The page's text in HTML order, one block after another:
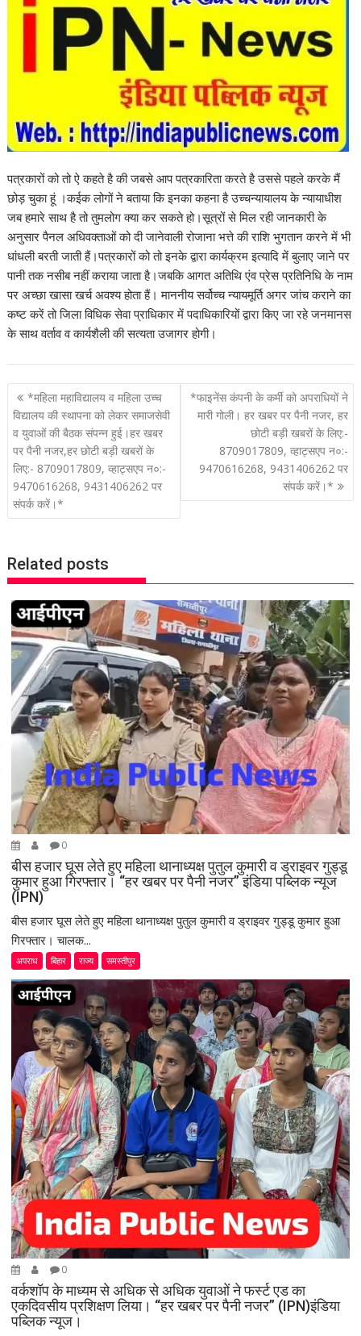
पत्रकारों को तो ऐ कहते है की जबसे आप पत्रकारिता करते है उससे पहले करके मैं
छोड़ चुका हूं ।कईक लोगों ने बताया कि इनका कहना है उच्चन्यायालय के न्यायाधीश
जब हमारे साथ है तो तुमलोग क्या कर सकते हो।सूत्रों से मिल रही जानकारी के
अनुसार पैनल अधिवक्ताओं को दी जानेवाली रोजाना भत्ते की राशि भुगतान करने में भी
धांधली बरती जाती हैं।पत्रकारों को तो इनके द्वारा कार्यक्रम इत्यादि में बुलाए जाने पर
पानी तक नसीब नहीं कराया जाता है।जबकि आगत अतिथि एंव प्रेस प्रतिनिधि के नाम
पर अच्छा खासा खर्च अवश्य होता हैं। माननीय सर्वोच्च न्यायमूर्ति अगर जांच कराने का
कष्ट करें तो जिला विधिक सेवा प्राधिकार में पदाधिकारियों द्वारा किए जा रहे जनमानस
के साथ वर्ताव व कार्यशैली की सत्यता उजागर होगी।
P
o
s
t
n
a
v
g
a
t
i
o
n
*महिला महाविद्यालय व महिला उच्च
विद्यालय की स्थापना को लेकर समाजसेवी
व युवाओं की बैठक संपन्न हुई।हर खबर
पर पैनी नजर,हर छोटी बड़ी खबरों के
लिए:- 8709017809, व्हाट्सएप न०:-
9470616268, 9431406262 पर
संपर्क करें।*
*फाइनेंस कंपनी के कर्मी को अपराधियों ने
मारी गोली। हर खबर पर पैनी नजर, हर
छोटी बड़ी खबरों के लिए:-
8709017809, व्हाट्सएप न०:-
9470616268, 9431406262 पर
संपर्क करें।*
Related posts
0
बीस हजार घूस लेते हुए महिला थानाध्यक्ष पुतुल कुमारी व ड्राइवर गुड्डू
कुमार हुआ गिरफ्तार। “हर खबर पर पैनी नजर” इंडिया पब्लिक न्यूज
(IPN)
बीस हजार घूस लेते हुए महिला थानाध्यक्ष पुतुल कुमारी व ड्राइवर गुड्डू कुमार हुआ
गिरफ्तार। चालक...
अपराध बिहार राज्य समस्तीपुर
0
वर्कशॉप के माध्यम से अधिक से अधिक युवाओं ने फर्स्ट एड का
एकदिवसीय प्रशिक्षण लिया। “हर खबर पर पैनी नजर” (IPN)इंडिया
पब्लिक न्यूज।